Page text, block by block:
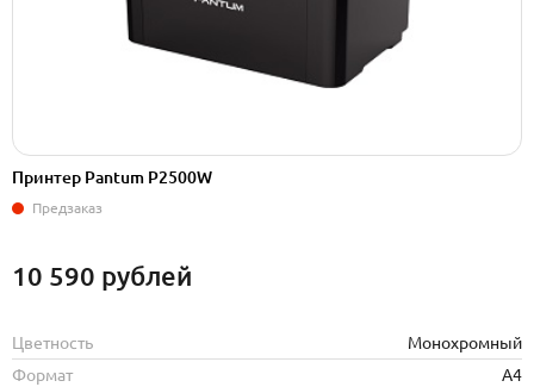
Принтер Pantum P2500W
Предзаказ
10 590 рублей
Цветность
Монохромный
Формат
А4